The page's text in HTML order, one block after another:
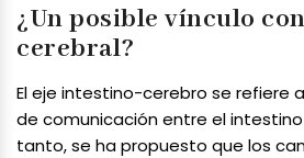
¿Un posible vínculo
cerebral?
El eje intestino-cerebro se refiere
de comunicación entre el intestino
tanto, se ha propuesto que los